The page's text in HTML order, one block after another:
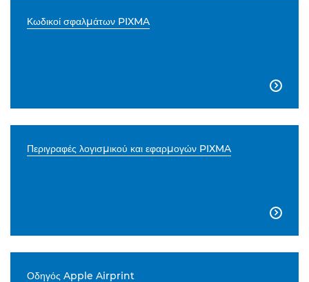
Κωδικοί σφαλμάτων PIXMA

Περιγραφές λογισμικού και εφαρμογών PIXMA

Οδηγός Apple Airprint